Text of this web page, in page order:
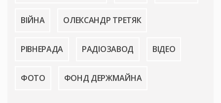
ВІЙНА ОЛЕКСАНДР ТРЕТЯК
РІВНЕРАДА РАДІОЗАВОД ВІДЕО
ФОТО ФОНД ДЕРЖМАЙНА